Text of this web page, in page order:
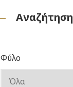
Αναζήτηση
Φύλο